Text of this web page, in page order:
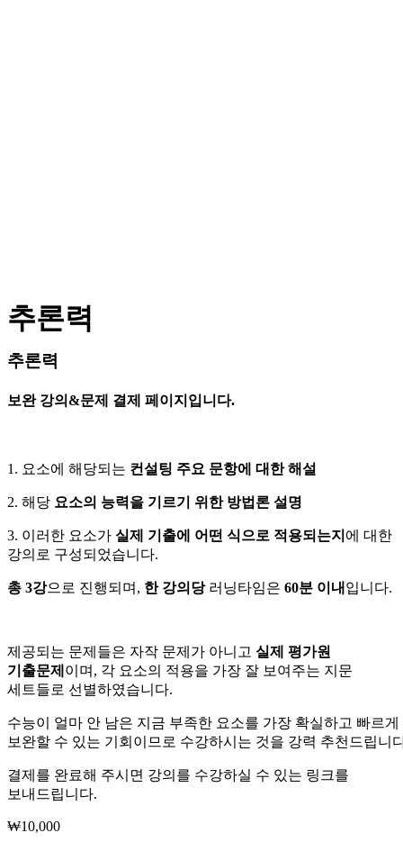
추론력
추론력
보완 강의&문제 결제 페이지입니다.
1. 요소에 해당되는 컨설팅 주요 문항에 대한 해설
2. 해당 요소의 능력을 기르기 위한 방법론 설명
3. 이러한 요소가 실제 기출에 어떤 식으로 적용되는지 에 대한
강의로 구성되었습니다.
총 3강으로 진행되며, 한 강의당러닝타임은 60분 이내 입니다.
제공되는 문제들은 자작 문제가 아니고 실제 평가원
기출문제 이며, 각 요소의 적용을 가장 잘 보여주는 지문
세트들로 선별하였습니다.
수능이 얼마 안 남은 지금 부족한 요소를 가장 확실하고 빠르게
보완할 수 있는 기회이므로 수강하시는 것을 강력 추천드립니
결제를 완료해 주시면 강의를 수강하실 수 있는 링크를
보내드립니다.
₩10,000